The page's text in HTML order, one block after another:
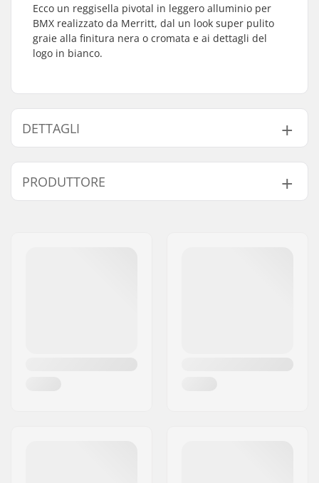
Ecco un reggisella pivotal in leggero alluminio per
BMX realizzato da Merritt, dal un look super pulito
graie alla finitura nera o cromata e ai dettagli del
logo in bianco.
DETTAGLI
Sellino:
Pivotal
Lunghezza Reggisella:
Diametro Regisella
25.4mm
PRODUTTORE